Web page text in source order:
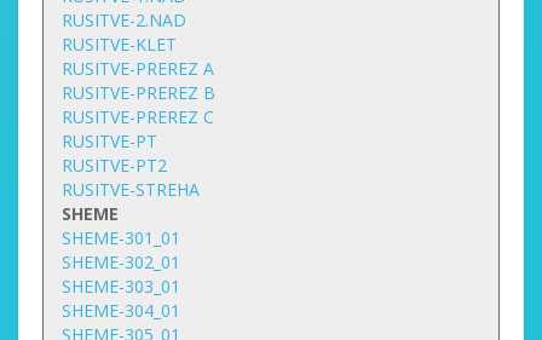
RUSITVE-2.NAD
RUSITVE-KLET
RUSITVE-PREREZ A
RUSITVE-PREREZ B
RUSITVE-PREREZ C
RUSITVE-PT
RUSITVE-PT2
RUSITVE-STREHA
SHEME
SHEME-301_01
SHEME-302_01
SHEME-303_01
SHEME-304_01
SHEME-305_01